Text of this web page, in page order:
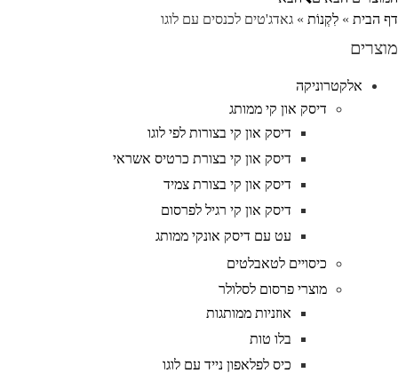
דף הבית» לִקְנוֹת» גאדג'טים לכנסים עם לוגו
מוצרים
אלקטרוניקה
דיסק און קי ממותג
דיסק און קי בצורות לפי לוגו
דיסק און קי בצורת כרטיס אשראי
דיסק און קי בצורת צמיד
דיסק און קי רגיל לפרסום
עט עם דיסק אונקי ממותג
כיסויים לטאבלטים
מוצרי פרסום לסלולר
אוזניות ממותגות
בלו טות
כיס לפלאפון נייד עם לוגו